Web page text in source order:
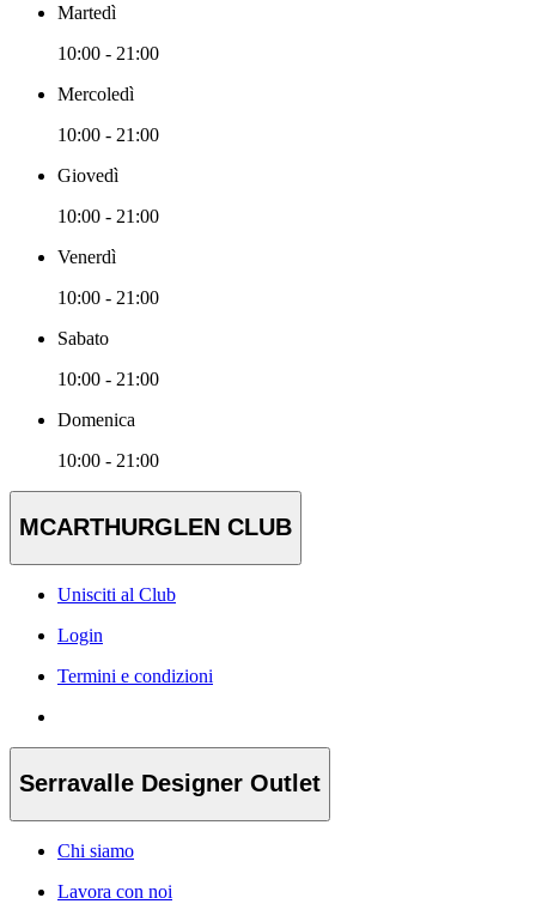
Martedì
10:00 - 21:00
Mercoledì
10:00 - 21:00
Giovedì
10:00 - 21:00
Venerdì
10:00 - 21:00
Sabato
10:00 - 21:00
Domenica
10:00 - 21:00
MCARTHURGLEN CLUB
Unisciti al Club
Login
Termini e condizioni
Serravalle Designer Outlet
Chi siamo
Lavora con noi